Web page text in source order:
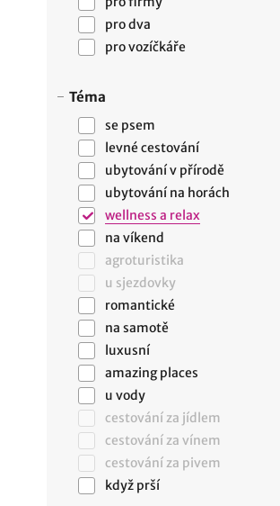
pro dva
pro vozíčkáře
Téma
se psem
levné cestování
ubytování v přírodě
ubytování na horách
wellness a relax
na víkend
agroturistika
u sjezdovky
romantické
na samotě
luxusní
amazing places
u vody
cestování za jídlem
cestování za vínem
cestování za pivem
když prší